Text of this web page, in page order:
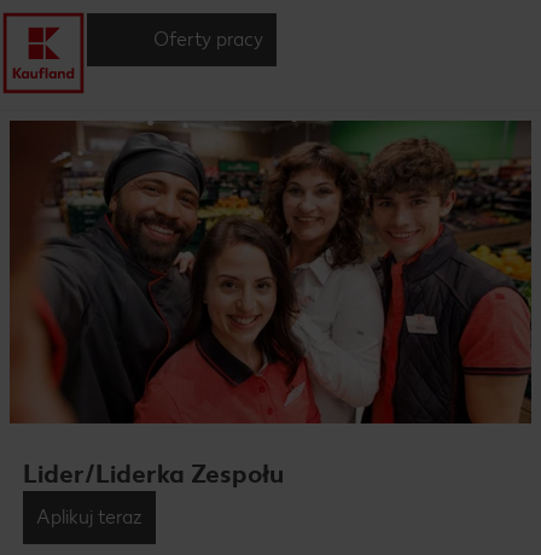
Oferty pracy
Lider/Liderka Zespołu
Aplikuj teraz